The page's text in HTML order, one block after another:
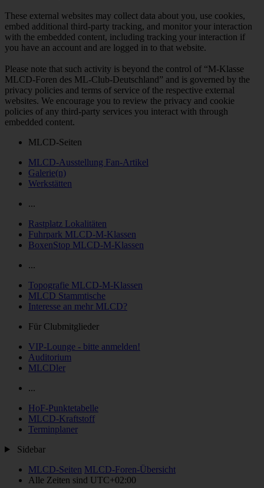
These external websites may collect data about you, use cookies,
embed additional third-party tracking, and monitor your interaction
with the embedded content, including tracking your interaction if
you have an account and are logged in to that website.
Please note that such activity is beyond the control of “M-Klasse
MLCD-Foren des ML-Club-Deutschland” and is governed by the
privacy policies and terms of service of the respective external
websites. We encourage you to review the privacy and cookie
policies of any third-party services you interact with through
embedded content.
MLCD-Seiten
MLCD-Ausstellung Fan-Artikel
Galerie(n)
Werkstätten
...
Rastplatz Lokalitäten
Fuhrpark MLCD-M-Klassen
BoxenStop MLCD-M-Klassen
...
Topografie MLCD-M-Klassen
MLCD Stammtische
Interesse an mehr MLCD?
Für Clubmitglieder
VIP-Lounge - bitte anmelden!
Auditorium
MLCDler
...
HoF-Punktetabelle
MLCD-Kraftstoff
Terminplaner
Sidebar
MLCD-Seiten MLCD-Foren-Übersicht
Alle Zeiten sind UTC+02:00